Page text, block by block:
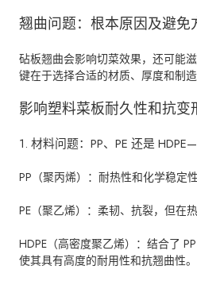
翘曲问题：根本原因及避免
砧板翘曲会影响切菜效果，还可能
键在于选择合适的材质、厚度和制造
影响塑料菜板耐久性和抗变
1. 材料问题：PP、PE 还是
PP（聚丙烯）：耐热性和化学稳定
PE（聚乙烯）：柔韧、抗裂，但在
HDPE（高密度聚乙烯）：结合了
使其具有高度的耐用性和抗翘曲性。